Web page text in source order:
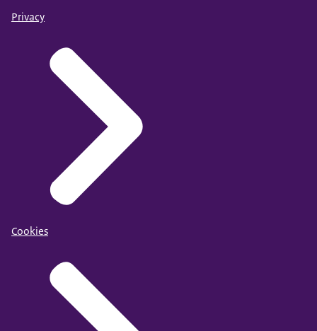
Privacy
Cookies